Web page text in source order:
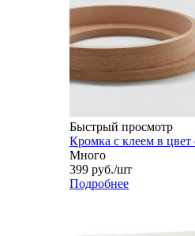
Быстрый просмотр
Кромка с клеем в
Много
399 руб./шт
Подробнее